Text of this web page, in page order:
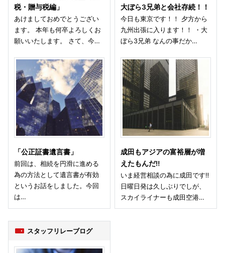
税・贈与税編」
あけましておめでとうござい
ます。 本年も何卒よろしくお
願いいたします。 さて、今…
「公正証書遺言書」
前回は、相続を円滑に進める
為の方法として遺言書が有効
というお話をしました。今回
は…
大ぼら3兄弟と会社存続！！
今日も東京です！！ 夕方から
九州出張に入ります！！ ・大
ぼら3兄弟 なんの事だか…
成田もアジアの富裕層が増
えたもんだ‼
いま経営相談の為に成田です‼
日曜日発は久しぶりでしが、
スカイライナーも成田空港…
スタッフリレーブログ